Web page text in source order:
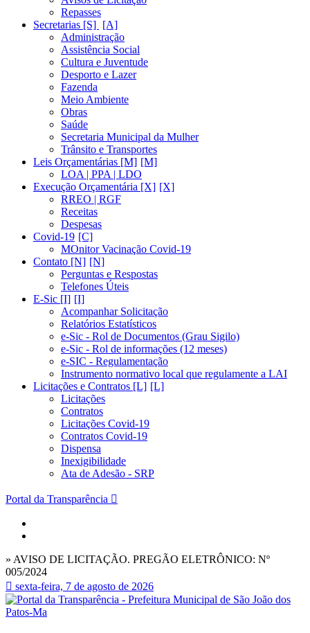
Repasses
Secretarias [S]
Administração
Assistência Social
Cultura e Juventude
Desporto e Lazer
Fazenda
Meio Ambiente
Obras
Saúde
Secretaria Municipal da Mulher
Trânsito e Transportes
Leis Orçamentárias [M]
LOA | PPA | LDO
Execução Orçamentária [X]
RREO | RGF
Receitas
Despesas
Covid-19
MOnitor Vacinação Covid-19
Contato [N]
Perguntas e Respostas
Telefones Úteis
E-Sic [I]
Acompanhar Solicitação
Relatórios Estatísticos
e-Sic - Rol de Documentos (Grau Sigilo)
e-Sic - Rol de informações (12 meses)
e-SIC - Regulamentação
Instrumento normativo local que regulamente a LAI
Licitações e Contratos [L]
Licitações
Contratos
Licitações Covid-19
Contratos Covid-19
Dispensa
Inexigibilidade
Ata de Adesão - SRP
Portal da Transparência
» AVISO DE LICITAÇÃO. PREGÃO ELETRÔNICO: Nº
005/2024
sexta-feira, 7 de agosto de 2026